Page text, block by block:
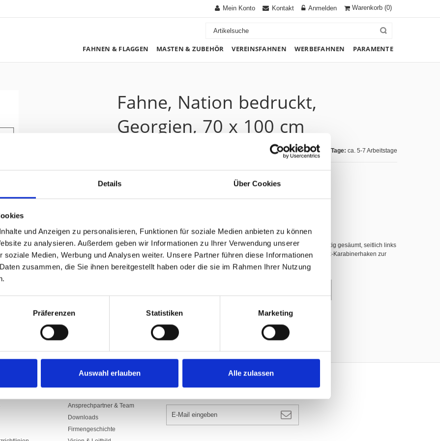
Details Über Cookies
und Anzeigen zu personalisieren, Funktionen für soziale Medien anbieten zu können
zu analysieren. Außerdem geben wir Informationen zu Ihrer Verwendung unserer
soziale Medien, Werbung und Analysen weiter. Unsere Partner führen diese Informationen
zusammen, die Sie ihnen bereitgestellt haben oder die sie im Rahmen Ihrer Nutzung
Präferenzen Statistiken Marketing
Auswahl erlauben Alle zulassen
Warenkorb (0)
Mein Konto Kontakt Anmelden
FAHNEN & FLAGGEN MASTEN & ZUBEHÖR VEREINSFAHNEN WERBEFAHNEN PARAMENTE
Fahne, Nation bedruckt,
Georgien, 70 x 100 cm
Lieferzeit Tage: ca. 5-7 Arbeitstage
55.50 CHF
Art.Nr: A000829
1300.SDS70GEO
Aus Polyesterstoff 160/165 gr./m2​, schwer entflammbar nach DIN 4102 B1, 3-seitig gesäumt, seitlich links
mit Gurte, Seil und rostfreien Karabinerhaken (INOX), dazwischen weisse Plastik-Karabinerhaken zur
Seilführung, Rückseite Spiegelbild.
UNTERNEHMEN
Ansprechpartner & Team
Downloads
Firmengeschichte
NEWSLETTER ANMELDEN